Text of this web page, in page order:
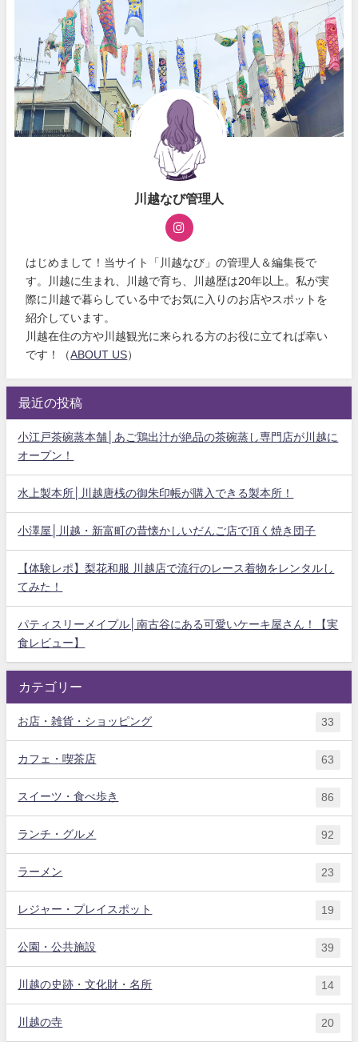
川越なび管理人
はじめまして！当サイト「川越なび」の管理人＆編集長で
す。川越に生まれ、川越で育ち、川越歴は20年以上。私が実
際に川越で暮らしている中でお気に入りのお店やスポットを
紹介しています。
川越在住の方や川越観光に来られる方のお役に立てれば幸い
です！（ABOUT US）
最近の投稿
小江戸茶碗蒸本舗│あご鶏出汁が絶品の茶碗蒸し専門店が川越に
オープン！
水上製本所│川越唐桟の御朱印帳が購入できる製本所！
小澤屋│川越・新富町の昔懐かしいだんご店で頂く焼き団子
【体験レポ】梨花和服 川越店で流行のレース着物をレンタルし
てみた！
パティスリーメイプル│南古谷にある可愛いケーキ屋さん！【実
食レビュー】
カテゴリー
お店・雑貨・ショッピング 33
カフェ・喫茶店 63
スイーツ・食べ歩き 86
ランチ・グルメ 92
ラーメン 23
レジャー・プレイスポット 19
公園・公共施設 39
川越の史跡・文化財・名所 14
川越の寺 20